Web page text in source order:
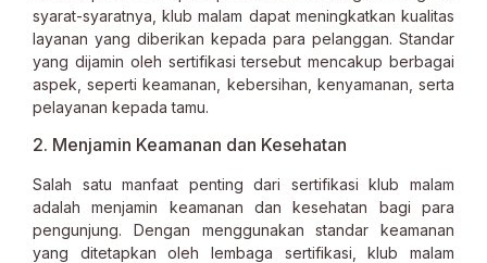
syarat-syaratnya, klub malam dapat meningkatkan kualitas
layanan yang diberikan kepada para pelanggan. Standar
yang dijamin oleh sertifikasi tersebut mencakup berbagai
aspek, seperti keamanan, kebersihan, kenyamanan, serta
pelayanan kepada tamu.
2. Menjamin Keamanan dan Kesehatan
Salah satu manfaat penting dari sertifikasi klub malam
adalah menjamin keamanan dan kesehatan bagi para
pengunjung. Dengan menggunakan standar keamanan
yang ditetapkan oleh lembaga sertifikasi, klub malam